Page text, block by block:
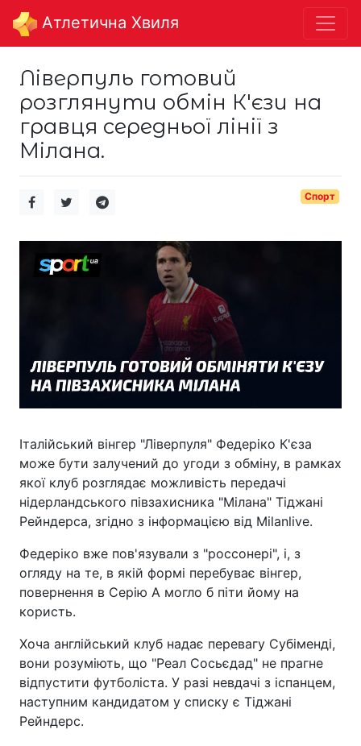
Aтлетична Хвиля
Ліверпуль готовий
розглянути обмін К'єзи на
гравця середньої лінії з
Мілана.
Спорт
Італійський вінгер "Ліверпуля" Федеріко К'єза
може бути залучений до угоди з обміну, в рамках
якої клуб розглядає можливість передачі
нідерландського півзахисника "Мілана" Тіджані
Рейндерса, згідно з інформацією від Milanlive.
Федеріко вже пов'язували з "россонері", і, з
огляду на те, в якій формі перебуває вінгер,
повернення в Серію А могло б піти йому на
користь.
Хоча англійський клуб надає перевагу Субіменді,
вони розуміють, що "Реал Сосьєдад" не прагне
відпустити футболіста. У разі невдачі з іспанцем,
наступним кандидатом у списку є Тіджані
Рейндерс.